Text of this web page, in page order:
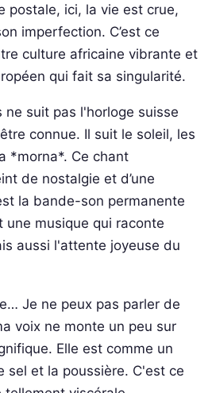
postale, ici, la vie est crue,
imperfection. C’est ce
culture africaine vibrante et
qui fait sa singularité.
ne suit pas l'horloge suisse
connue. Il suit le soleil, les
*morna*. Ce chant
de nostalgie et d’une
la bande-son permanente
une musique qui raconte
aussi l'attente joyeuse du
Je ne peux pas parler de
voix ne monte un peu sur
Elle est comme un
sel et la poussière. C'est ce